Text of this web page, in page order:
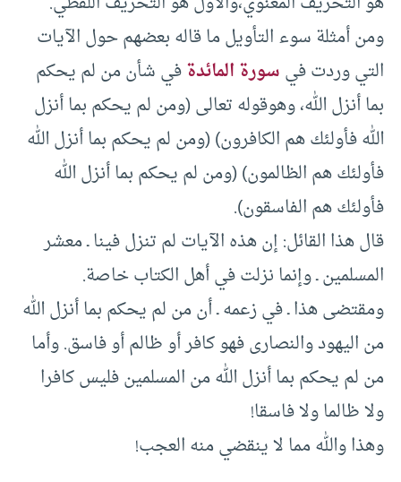
ومن أمثلة سوء التأويل ما قاله بعضهم حول الآيات
التي وردت فيسورة المائدةفي شأن من لم يحكم
بما أنزل الله، وهوقوله تعالى (ومن لم يحكم بما أنزل
الله فأولئك هم الكافرون) (ومن لم يحكم بما أنزل الله
فأولئك هم الظالمون) (ومن لم يحكم بما أنزل الله
فأولئك هم الفاسقون).
قال هذا القائل: إن هذه الآيات لم تنزل فينا ـ معشر
المسلمين ـ وإنما نزلت في أهل الكتاب خاصة.
ومقتضى هذا ـ في زعمه ـ أن من لم يحكم بما أنزل الله
من اليهود والنصارى فهو كافر أو ظالم أو فاسق. وأما
من لم يحكم بما أنزل الله من المسلمين فليس كافرا
ولا ظالما ولا فاسقا!
وهذا والله مما لا ينقضي منه العجب!